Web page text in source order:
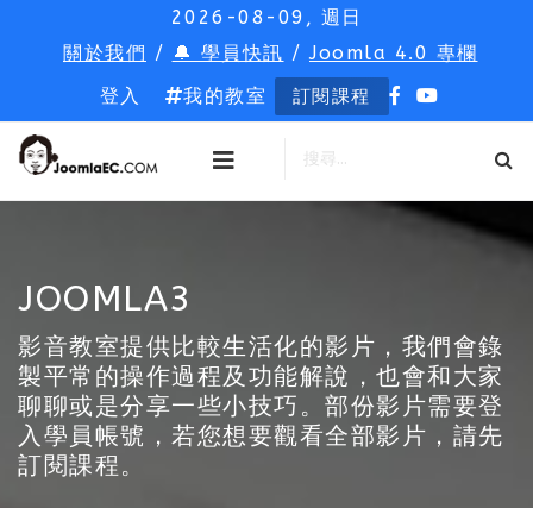
2026-08-09, 週日
關於我們 / 🔔 學員快訊 /Joomla 4.0 專欄
登入
我的教室 訂閱課程
JOOMLA3
影音教室提供比較生活化的影片，我們會錄
製平常的操作過程及功能解說，也會和大家
聊聊或是分享一些小技巧。部份影片需要登
入學員帳號，若您想要觀看全部影片，請先
訂閱課程。